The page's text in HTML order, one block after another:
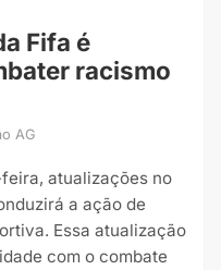
Fifa é
racismo
AG
atualizações no
a ação de
Essa atualização
com o combate